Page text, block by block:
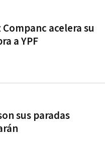
acelera su
a YPF
sus paradas